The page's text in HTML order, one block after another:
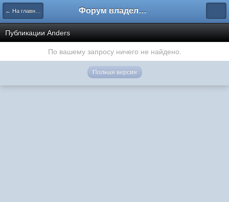
← На главную Форум владельцев интернет-магазинов
Публикации Anders
По вашему запросу ничего не найдено.
Полная версия